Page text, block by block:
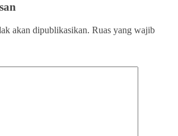
akan dipublikasikan. Ruas yang wajib